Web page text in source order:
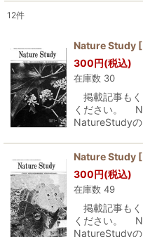
並び順:
12件
Nature Study [
300円(税込)
在庫数 30
掲載記事も
ください。
NatureStudy
Nature Study [
300円(税込)
在庫数 49
掲載記事も
ください。
NatureStudy